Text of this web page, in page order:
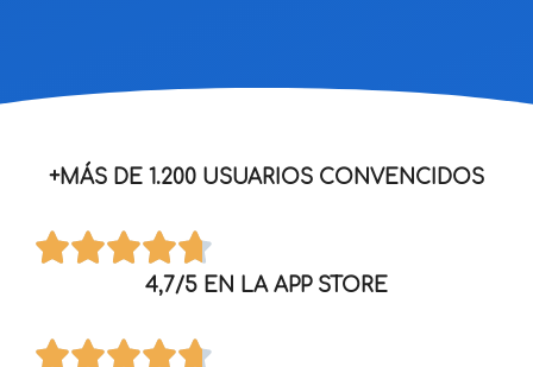
+MÁS DE 1.200 USUARIOS CONVENCIDOS
4,7/5 EN LA APP STORE